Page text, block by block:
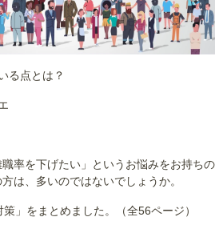
る点とは？
職率を下げたい」というお悩みをお持ちの
は、多いのではないでしょうか。
」をまとめました。（全56ページ）